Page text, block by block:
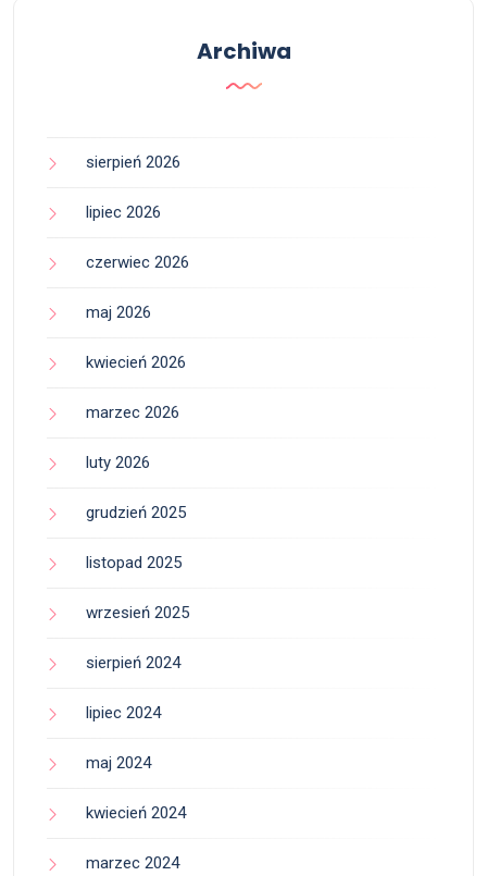
Archiwa
sierpień 2026
lipiec 2026
czerwiec 2026
maj 2026
kwiecień 2026
marzec 2026
luty 2026
grudzień 2025
listopad 2025
wrzesień 2025
sierpień 2024
lipiec 2024
maj 2024
kwiecień 2024
marzec 2024